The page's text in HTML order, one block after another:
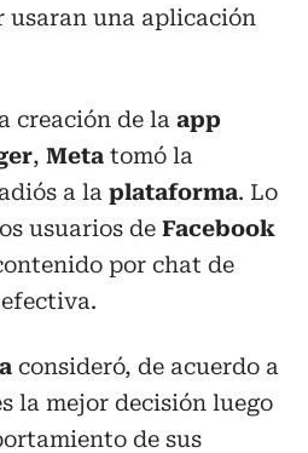
usaran una aplicación
creación de la app
, Meta tomó la
a la plataforma. Lo
usuarios de Facebook
por chat de
consideró, de acuerdo a
la mejor decisión luego
de sus